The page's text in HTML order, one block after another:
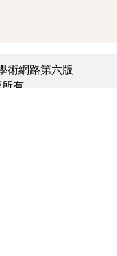
術網路第六版
有